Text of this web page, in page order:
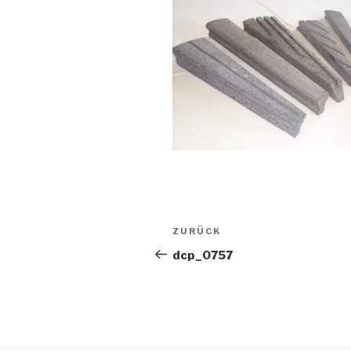
Beitragsnavigation
Vorheriger
Beitrag
ZURÜCK
dcp_0757